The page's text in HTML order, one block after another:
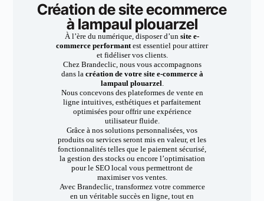
Création de site ecommerce
à lampaul plouarzel
À l’ère du numérique, disposer d’un site e-
commerce performantest essentiel pour attirer
et fidéliser vos clients.
Chez Brandeclic, nous vous accompagnons
dans la création de votre site e-commerce à
lampaul plouarzel.
Nous concevons des plateformes de vente en
ligne intuitives, esthétiques et parfaitement
optimisées pour offrir une expérience
utilisateur fluide.
Grâce à nos solutions personnalisées, vos
produits ou services seront mis en valeur, et les
fonctionnalités telles que le paiement sécurisé,
la gestion des stocks ou encore l’optimisation
pour le SEO local vous permettront de
maximiser vos ventes.
Avec Brandeclic, transformez votre commerce
en un véritable succès en ligne, tout en